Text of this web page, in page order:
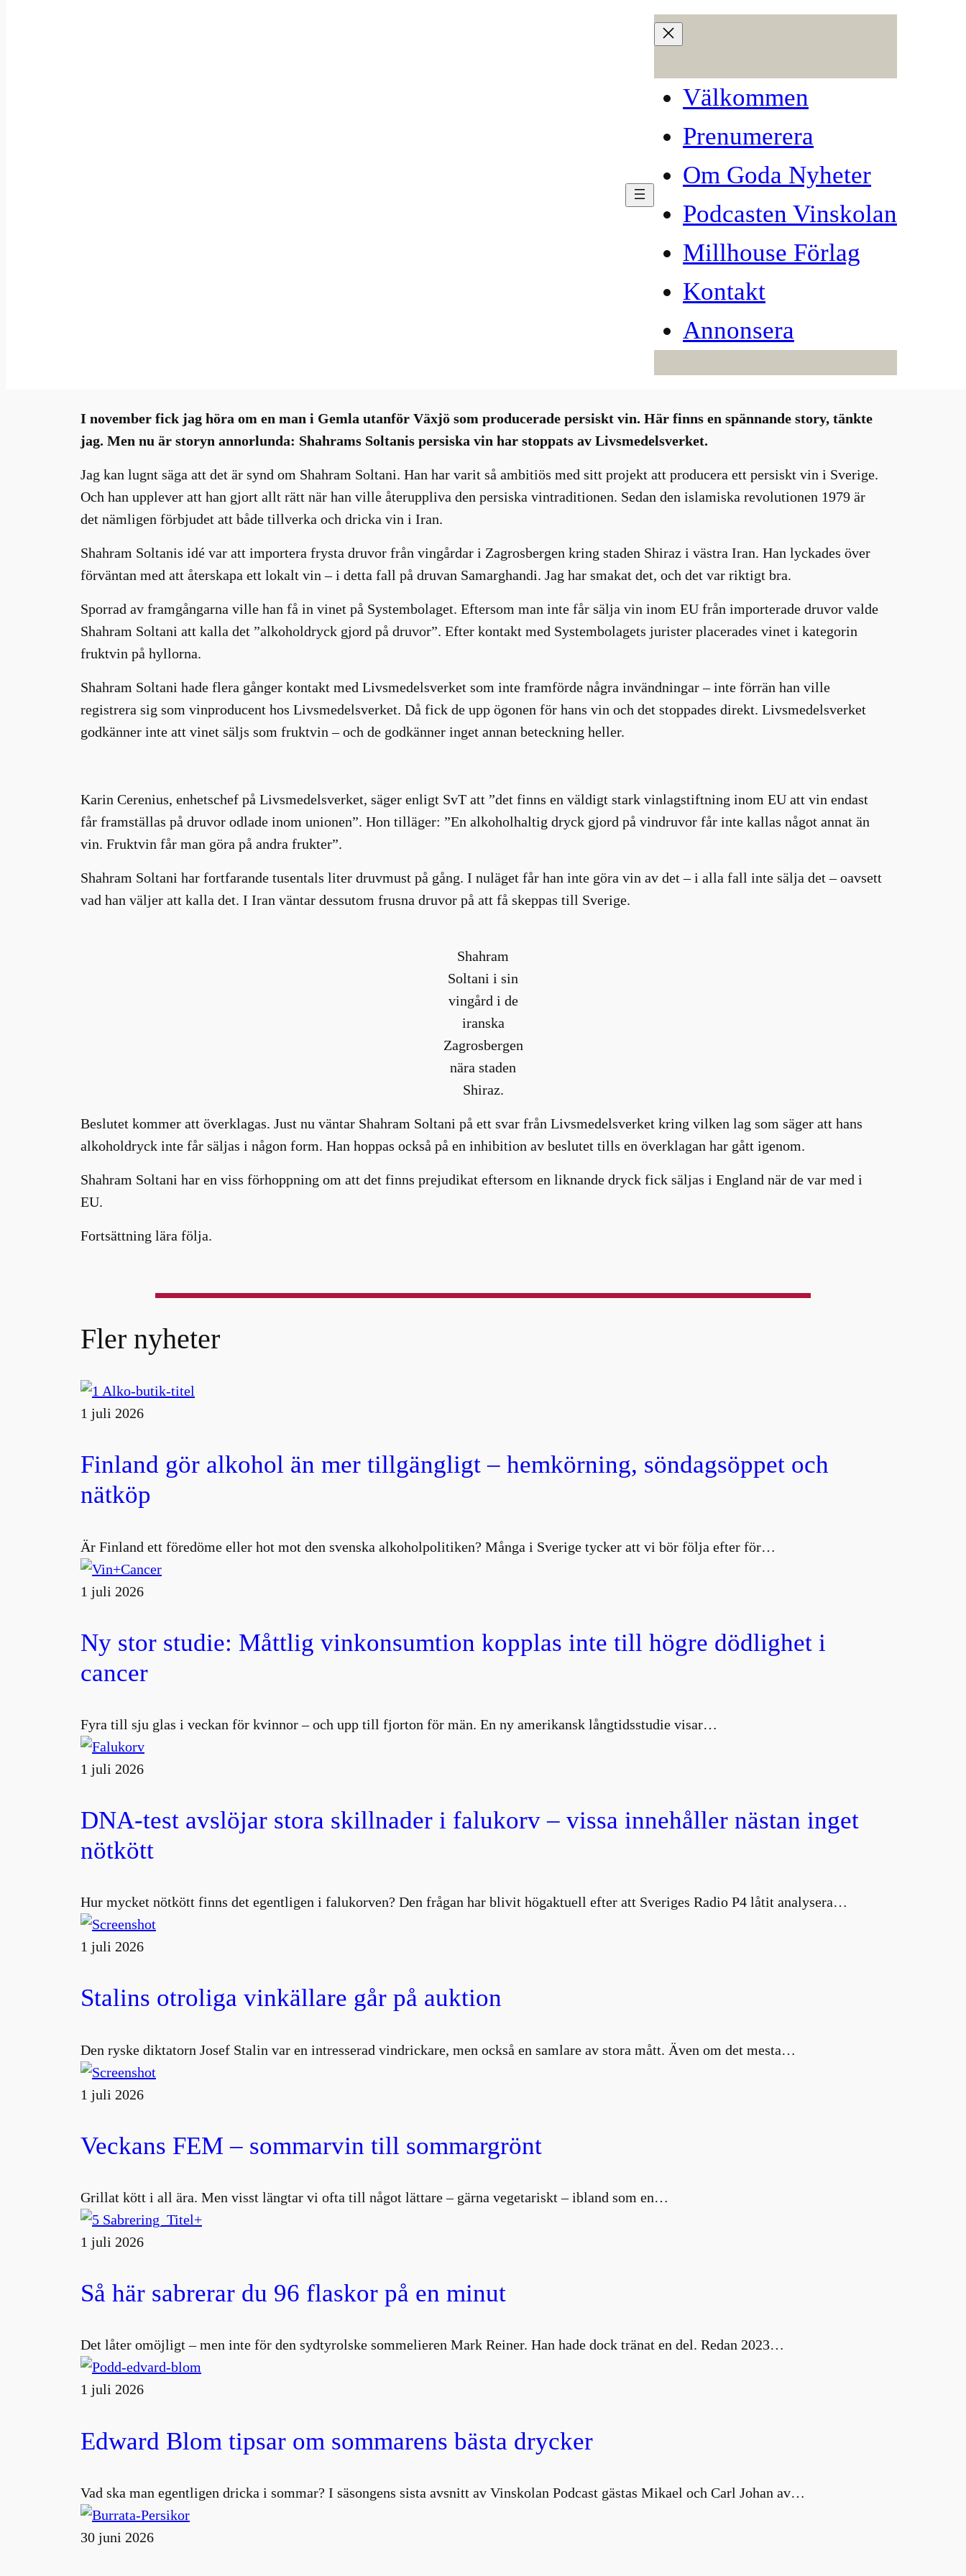
Välkommen
Prenumerera
Om Goda Nyheter
Podcasten Vinskolan
Millhouse Förlag
Kontakt
Annonsera
Vinvärlden
I november fick jag höra om en man i Gemla utanför Växjö som producerade persiskt vin. Här finns en spännande story, tänkte
jag. Men nu är storyn annorlunda: Shahrams Soltanis persiska vin har stoppats av Livsmedelsverket.
Jag kan lugnt säga att det är synd om Shahram Soltani. Han har varit så ambitiös med sitt projekt att producera ett persiskt vin i Sverige.
Och han upplever att han gjort allt rätt när han ville återuppliva den persiska vintraditionen. Sedan den islamiska revolutionen 1979 är
det nämligen förbjudet att både tillverka och dricka vin i Iran.
Shahram Soltanis idé var att importera frysta druvor från vingårdar i Zagrosbergen kring staden Shiraz i västra Iran. Han lyckades över
förväntan med att återskapa ett lokalt vin – i detta fall på druvan Samarghandi. Jag har smakat det, och det var riktigt bra.
Sporrad av framgångarna ville han få in vinet på Systembolaget. Eftersom man inte får sälja vin inom EU från importerade druvor valde
Shahram Soltani att kalla det ”alkoholdryck gjord på druvor”. Efter kontakt med Systembolagets jurister placerades vinet i kategorin
fruktvin på hyllorna.
Shahram Soltani hade flera gånger kontakt med Livsmedelsverket som inte framförde några invändningar – inte förrän han ville
registrera sig som vinproducent hos Livsmedelsverket. Då fick de upp ögonen för hans vin och det stoppades direkt. Livsmedelsverket
godkänner inte att vinet säljs som fruktvin – och de godkänner inget annan beteckning heller.
Karin Cerenius, enhetschef på Livsmedelsverket, säger enligt SvT att ”det finns en väldigt stark vinlagstiftning inom EU att vin endast
får framställas på druvor odlade inom unionen”. Hon tilläger: ”En alkoholhaltig dryck gjord på vindruvor får inte kallas något annat än
vin. Fruktvin får man göra på andra frukter”.
Shahram Soltani har fortfarande tusentals liter druvmust på gång. I nuläget får han inte göra vin av det – i alla fall inte sälja det – oavsett
vad han väljer att kalla det. I Iran väntar dessutom frusna druvor på att få skeppas till Sverige.
Shahram
Soltani i sin
vingård i de
iranska
Zagrosbergen
nära staden
Shiraz.
Beslutet kommer att överklagas. Just nu väntar Shahram Soltani på ett svar från Livsmedelsverket kring vilken lag som säger att hans
alkoholdryck inte får säljas i någon form. Han hoppas också på en inhibition av beslutet tills en överklagan har gått igenom.
Shahram Soltani har en viss förhoppning om att det finns prejudikat eftersom en liknande dryck fick säljas i England när de var med i
EU.
Fortsättning lära följa.
Fler nyheter
1 juli 2026
Finland gör alkohol än mer tillgängligt – hemkörning, söndagsöppet och
nätköp
Är Finland ett föredöme eller hot mot den svenska alkoholpolitiken? Många i Sverige tycker att vi bör följa efter för…
1 juli 2026
Ny stor studie: Måttlig vinkonsumtion kopplas inte till högre dödlighet i
cancer
Fyra till sju glas i veckan för kvinnor – och upp till fjorton för män. En ny amerikansk långtidsstudie visar…
1 juli 2026
DNA-test avslöjar stora skillnader i falukorv – vissa innehåller nästan inget
nötkött
Hur mycket nötkött finns det egentligen i falukorven? Den frågan har blivit högaktuell efter att Sveriges Radio P4 låtit analysera…
1 juli 2026
Stalins otroliga vinkällare går på auktion
Den ryske diktatorn Josef Stalin var en intresserad vindrickare, men också en samlare av stora mått. Även om det mesta…
1 juli 2026
Veckans FEM – sommarvin till sommargrönt
Grillat kött i all ära. Men visst längtar vi ofta till något lättare – gärna vegetariskt – ibland som en…
1 juli 2026
Så här sabrerar du 96 flaskor på en minut
Det låter omöjligt – men inte för den sydtyrolske sommelieren Mark Reiner. Han hade dock tränat en del. Redan 2023…
1 juli 2026
Edward Blom tipsar om sommarens bästa drycker
Vad ska man egentligen dricka i sommar? I säsongens sista avsnitt av Vinskolan Podcast gästas Mikael och Carl Johan av…
30 juni 2026